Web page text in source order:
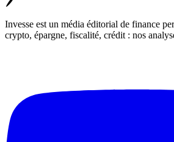
Invesse est un média éditorial de finance
crypto, épargne, fiscalité, crédit : nos